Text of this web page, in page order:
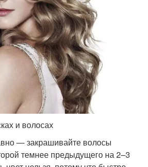
и волосах
— закрашивайте волосы
темнее предыдущего на 2–3